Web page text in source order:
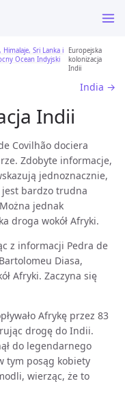
Himalaje, Sri Lanka i
Ocean Indyjski
Europejska
kolonizacja
Indii
India →
Indii
Covilhão dociera
Zdobyte informacje,
jednoznacznie,
bardzo trudna
jednak
droga wokół Afryki.
z informacji Pedra de
Diasa,
Afryki. Zaczyna się
Afrykę przez 83
drogę do Indii.
do legendarnego
tym posąg kobiety
wierząc, że to